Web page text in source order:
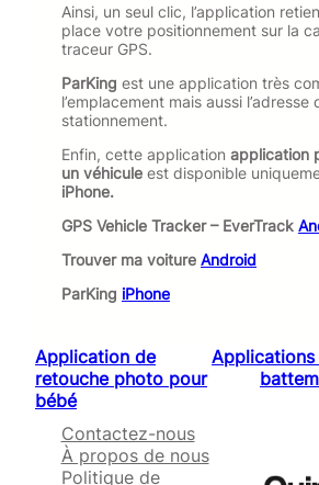
Ainsi, un seul clic, l’application
place votre positionnement sur la
traceur GPS.
ParKing est une application très
l’emplacement mais aussi l’adresse
stationnement.
Enfin, cette application application
un véhicule est disponible
iPhone.
GPS Vehicle Tracker – EverTrack
Trouver ma voiture Android
ParKing iPhone
Application de
retouche photo pour
bébé
Contactez-nous
À propos de nous
Politique de